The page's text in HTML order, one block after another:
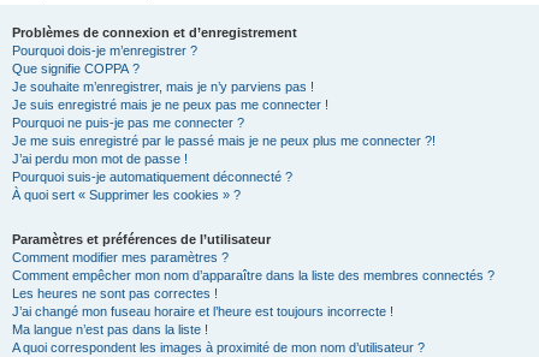
Problèmes de connexion et d’enregistrement
Pourquoi dois-je m’enregistrer ?
Que signifie COPPA ?
Je souhaite m’enregistrer, mais je n’y parviens pas !
Je suis enregistré mais je ne peux pas me connecter !
Pourquoi ne puis-je pas me connecter ?
Je me suis enregistré par le passé mais je ne peux plus me connecter ?!
J’ai perdu mon mot de passe !
Pourquoi suis-je automatiquement déconnecté ?
À quoi sert « Supprimer les cookies » ?
Paramètres et préférences de l’utilisateur
Comment modifier mes paramètres ?
Comment empêcher mon nom d’apparaître dans la liste des membres connectés ?
Les heures ne sont pas correctes !
J’ai changé mon fuseau horaire et l’heure est toujours incorrecte !
Ma langue n’est pas dans la liste !
A quoi correspondent les images à proximité de mon nom d’utilisateur ?